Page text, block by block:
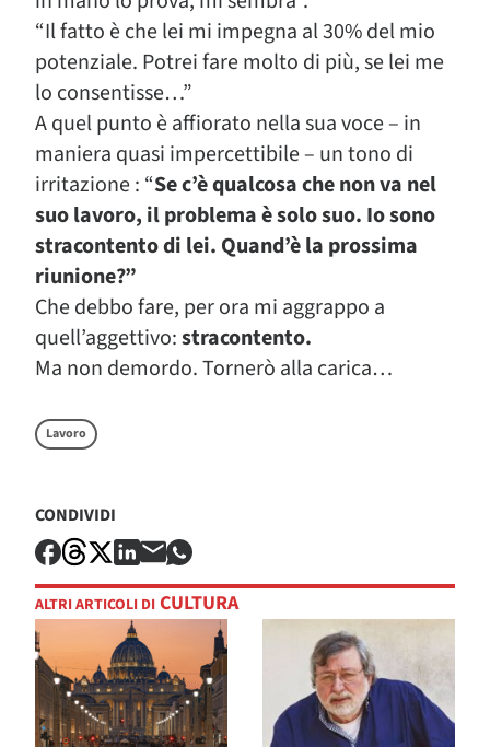
“Il fatto è che lei mi impegna al 30% del mio
potenziale. Potrei fare molto di più, se lei me
lo consentisse…”
A quel punto è affiorato nella sua voce – in
maniera quasi impercettibile – un tono di
irritazione : “Se c’è qualcosa che non va nel
suo lavoro, il problema è solo suo. Io sono
stracontento di lei. Quand’è la prossima
riunione?”
Che debbo fare, per ora mi aggrappo a
quell’aggettivo:stracontento.
Ma non demordo. Tornerò alla carica…
Lavoro
CONDIVIDI
ALTRI ARTICOLI DI CULTURA